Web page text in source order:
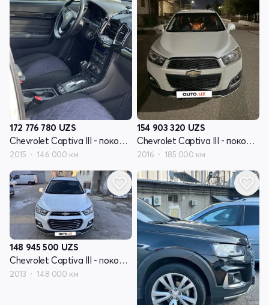
172 776 780 UZS
Chevrolet Captiva III - поколение
2015 146 000 км
154 903 320 UZS
Chevrolet Captiva III - поколение
2016 185 000 км
148 945 500 UZS
Chevrolet Captiva III - поколение
2013 148 000 км